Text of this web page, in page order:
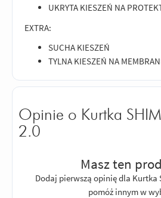
UKRYTA KIESZEŃ NA
EXTRA:
SUCHA KIESZEŃ
TYLNA KIESZEŃ NA
Opinie o Kurtka
2.0
Masz ten
Dodaj pierwszą opinię dla Kurtka
pomóż innym w